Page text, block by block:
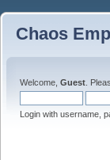
Chaos
Welcome, Guest .
Login with username,